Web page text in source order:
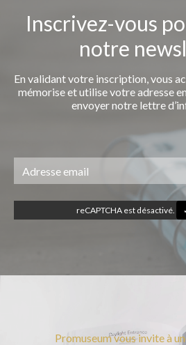
Inscrivez-vous
notre
En validant votre inscription, vous
mémorise et utilise votre adresse
envoyer notre lettre
reCAPTCHA est désactivé.
Promuseum vous invite à